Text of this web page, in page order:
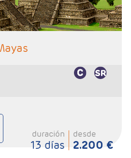
duración
13 días
desde
2.200 €